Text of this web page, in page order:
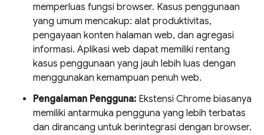
memperluas fungsi browser. Kasus penggunaan
yang umum mencakup: alat produktivitas,
pengayaan konten halaman web, dan agregasi
informasi. Aplikasi web dapat memiliki rentang
kasus penggunaan yang jauh lebih luas dengan
menggunakan kemampuan penuh web.
Pengalaman Pengguna: Ekstensi Chrome biasanya
memiliki antarmuka pengguna yang lebih terbatas
dan dirancang untuk berintegrasi dengan browser.